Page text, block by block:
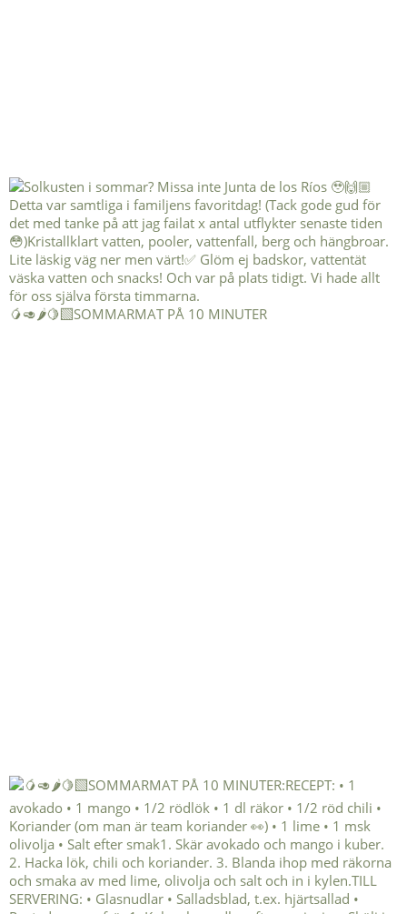
🥭🥑🌶️🍋‍🟩SOMMARMAT PÅ 10 MINUTER